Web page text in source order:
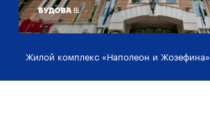
Жилой комплекс «Наполеон и Жозефина»